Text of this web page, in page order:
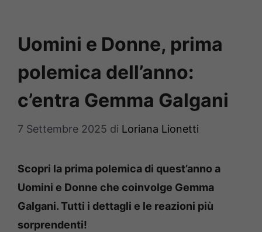
Uomini e Donne, prima
polemica dell’anno:
c’entra Gemma Galgani
7 Settembre 2025 di Loriana Lionetti
Scopri la prima polemica di quest’anno a
Uomini e Donne che coinvolge Gemma
Galgani. Tutti i dettagli e le reazioni più
sorprendenti!